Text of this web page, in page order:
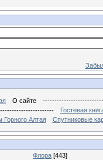
О сайте
Гостевая
Горного Алтая Спутниковые
Флора [443]